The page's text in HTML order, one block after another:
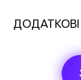
ДОДАТКОВІ